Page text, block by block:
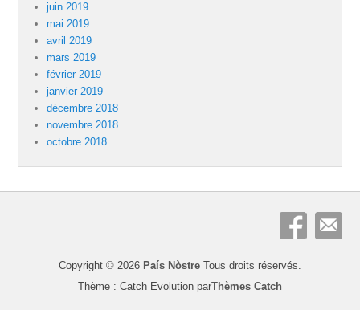
juin 2019
mai 2019
avril 2019
mars 2019
février 2019
janvier 2019
décembre 2018
novembre 2018
octobre 2018
Copyright © 2026 País Nòstre Tous droits réservés.
Thème : Catch Evolution parThèmes Catch